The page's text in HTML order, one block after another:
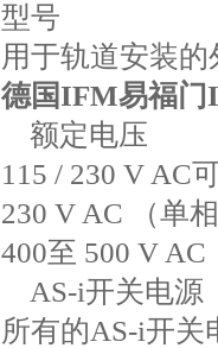
型号
用于轨道安装的
德国IFM易福门
额定电压
115 / 230 V AC
230 V AC （单
400至 500 V AC
AS-i开关电源
所有的AS-i开